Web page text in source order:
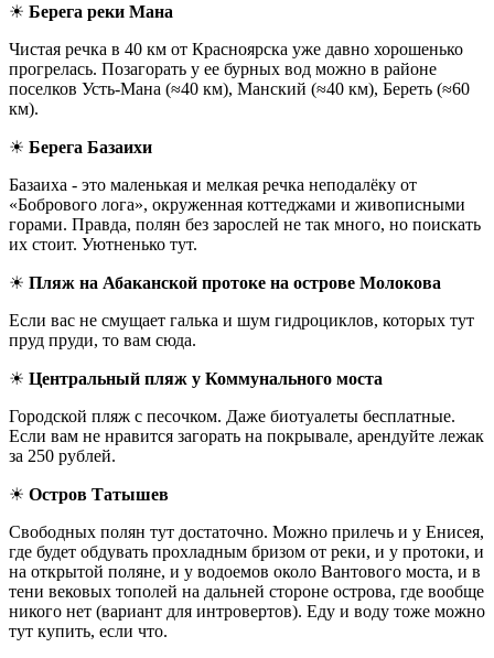
☀ Берега реки Мана
Чистая речка в 40 км от Красноярска уже давно хорошенько
прогрелась. Позагорать у ее бурных вод можно в районе
поселков Усть-Мана (≈40 км), Манский (≈40 км), Береть (≈60
км).
☀ Берега Базаихи
Базаиха - это маленькая и мелкая речка неподалёку от
«Бобрового лога», окруженная коттеджами и живописными
горами. Правда, полян без зарослей не так много, но поискать
их стоит. Уютненько тут.
☀ Пляж на Абаканской протоке на острове Молокова
Если вас не смущает галька и шум гидроциклов, которых тут
пруд пруди, то вам сюда.
☀ Центральный пляж у Коммунального моста
Городской пляж с песочком. Даже биотуалеты бесплатные.
Если вам не нравится загорать на покрывале, арендуйте лежак
за 250 рублей.
☀ Остров Татышев
Свободных полян тут достаточно. Можно прилечь и у Енисея,
где будет обдувать прохладным бризом от реки, и у протоки, и
на открытой поляне, и у водоемов около Вантового моста, и в
тени вековых тополей на дальней стороне острова, где вообще
никого нет (вариант для интровертов). Еду и воду тоже можно
тут купить, если что.